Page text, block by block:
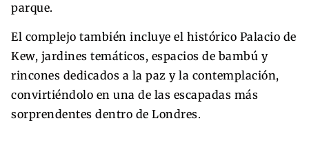
parque.
El complejo también incluye el histórico Palacio de
Kew, jardines temáticos, espacios de bambú y
rincones dedicados a la paz y la contemplación,
convirtiéndolo en una de las escapadas más
sorprendentes dentro de Londres.